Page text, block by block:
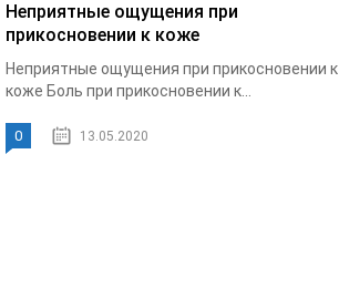
Неприятные ощущения при
прикосновении к коже
Неприятные ощущения при прикосновении к
коже Боль при прикосновении к...
0 13.05.2020